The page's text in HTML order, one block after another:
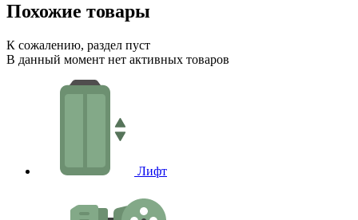
Похожие товары
К сожалению, раздел пуст
В данный момент нет активных товаров
Лифт